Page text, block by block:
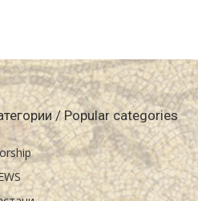
/ Popular categories